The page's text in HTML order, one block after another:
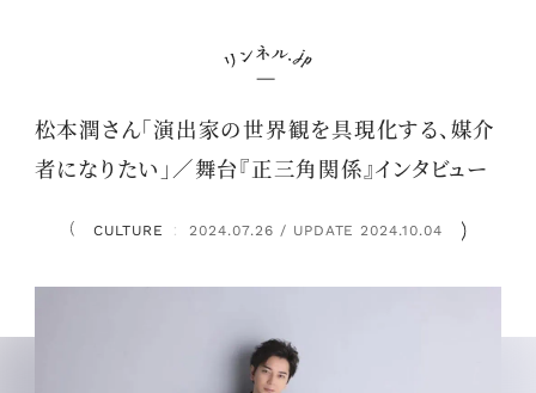
松本潤さん「演出家の世界観を具現化する、媒介
者になりたい」／舞台『正三角関係』インタビュー
CULTURE ： 2024.07.26 / UPDATE 2024.10.04